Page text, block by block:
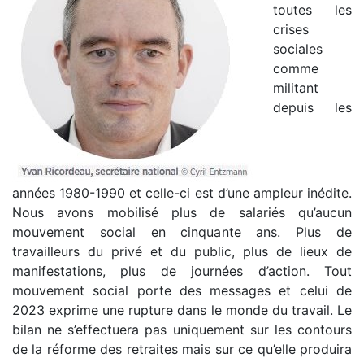
toutes les
crises
sociales
comme
militant
depuis les
années 1980-1990 et celle-ci est d’une ampleur inédite.
Nous avons mobilisé plus de salariés qu’aucun
mouvement social en cinquante ans. Plus de
travailleurs du privé et du public, plus de lieux de
manifestations, plus de journées d’action. Tout
mouvement social porte des messages et celui de
2023 exprime une rupture dans le monde du travail. Le
bilan ne s’effectuera pas uniquement sur les contours
de la réforme des retraites mais sur ce qu’elle produira